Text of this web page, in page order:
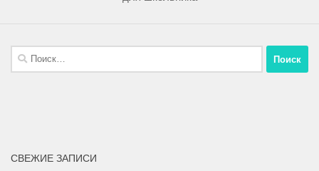
СВЕЖИЕ ЗАПИСИ